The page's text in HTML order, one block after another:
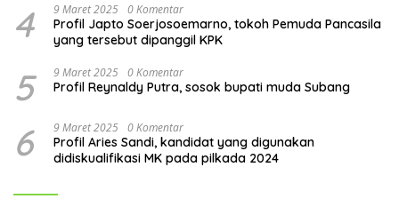
4 9 Maret 2025 0 Komentar
Profil Japto Soerjosoemarno, tokoh Pemuda Pancasila
yang tersebut dipanggil KPK
5 9 Maret 2025 0 Komentar
Profil Reynaldy Putra, sosok bupati muda Subang
6 9 Maret 2025 0 Komentar
Profil Aries Sandi, kandidat yang digunakan
didiskualifikasi MK pada pilkada 2024